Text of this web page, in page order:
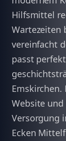
Hilfsmittel
Wartezeiten
vereinfacht
passt
Emskirchen.
Website und
Versorgung
Ecken